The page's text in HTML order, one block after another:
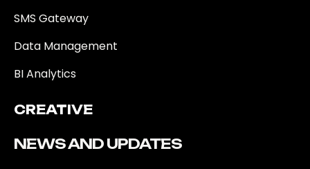
SMS Gateway
Data Management
BI Analytics
CREATIVE
NEWS AND UPDATES